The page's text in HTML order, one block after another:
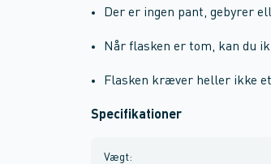
Der er ingen pant, gebyrer
Når flasken er tom, kan du
Flasken kræver heller ikke
Specifikationer
Vægt: